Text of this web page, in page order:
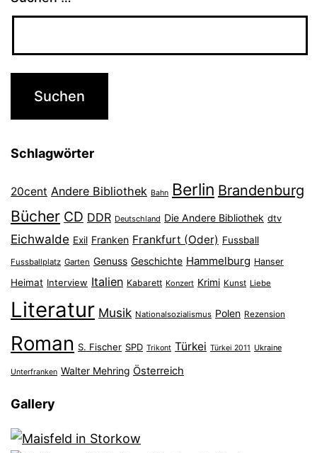
Schlagwörter
20cent Andere Bibliothek Bahn Berlin Brandenburg
Bücher CD DDR Deutschland Die Andere Bibliothek dtv
Eichwalde Exil Franken Frankfurt (Oder) Fussball
Fussballplatz Garten Genuss Geschichte Hammelburg Hanser
Heimat Interview Italien Kabarett Konzert Krimi Kunst Liebe
Literatur Musik Nationalsozialismus Polen Rezension
Roman S. Fischer SPD Trikont Türkei Türkei 2011 Ukraine
Unterfranken Walter Mehring Österreich
Gallery